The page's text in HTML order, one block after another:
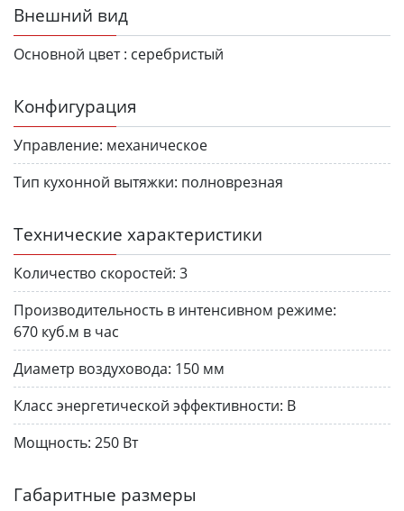
Внешний вид
Основной цвет : серебристый
Конфигурация
Управление: механическое
Тип кухонной вытяжки: полноврезная
Технические характеристики
Количество скоростей: 3
Производительность в интенсивном режиме:
670 куб.м в час
Диаметр воздуховода: 150 мм
Класс энергетической эффективности: B
Мощность: 250 Вт
Габаритные размеры